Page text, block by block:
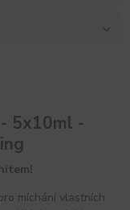
5x10ml -
míchání vlastních